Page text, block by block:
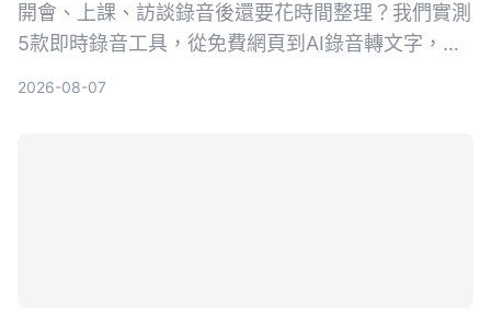
開會、上課、訪談錄音後還要花時間整理？我們實測
5款即時錄音工具，從免費網頁到AI錄音轉文字，找
2026-08-07